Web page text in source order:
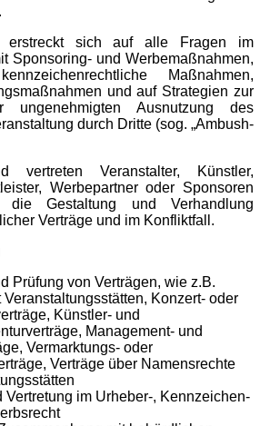
erstreckt sich auf alle Fragen im
Sponsoring- und Werbemaßnahmen,
Maßnahmen,
und auf Strategien zur
ungenehmigten Ausnutzung des
durch Dritte (sog. „Ambush-
vertreten Veranstalter, Künstler,
Werbepartner oder Sponsoren
Gestaltung und Verhandlung
Verträge und im Konfliktfall.
Prüfung von Verträgen, wie z.B.
Veranstaltungsstätten, Konzert- oder
Künstler- und
Management- und
Vermarktungs- oder
Verträge über Namensrechte
Vertretung im Urheber-, Kennzeichen-